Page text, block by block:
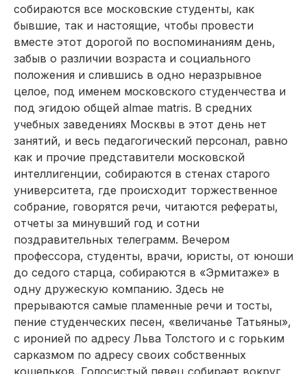
собираются все московские студенты, как
бывшие, так и настоящие, чтобы провести
вместе этот дорогой по воспоминаниям день,
забыв о различии возраста и социального
положения и слившись в одно неразрывное
целое, под именем мос­ковского студенчества и
под эгидою общей almae matris. В средних
учебных заведениях Москвы в этот день нет
занятий, и весь педагогический персонал, равно
как и прочие представители московской
интеллигенции, собираются в стенах старого
университета, где происходит торжественное
собрание, говорятся речи, читаются рефераты,
отчеты за минувший год и сотни
поздравительных телеграмм. Вечером
профессора, студенты, врачи, юристы, от юноши
до седого старца, собираются в «Эрмитаже» в
одну дружескую компанию. Здесь не
прерываются самые пламенные речи и тосты,
пение студенческих песен, «величанье Татьяны»,
с иронией по адресу Льва Толстого и с горьким
сарказмом по адресу своих собственных
кошельков. Голосистый певец собирает вокруг